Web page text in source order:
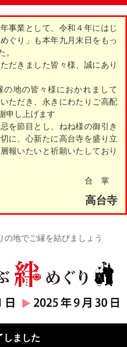
事業として、令和４年にはじ
ぐり」も本年九月末日をもっ
。
だきました皆々様、誠にあり
地の皆々様におかれまして
ただき、永きにわたりご高配
申し上げます
を節目とし、ねね様の御引き
に、心新たに高台寺を盛り立
報いたいと祈願いたしており
合 掌
高台寺
の地でご縁を結びましょう
しました